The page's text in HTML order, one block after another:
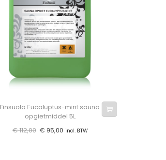
Finsuola Eucaluptus-mint sauna
opgietmiddel 5L
€112,00 € 95,00 incl. BTW